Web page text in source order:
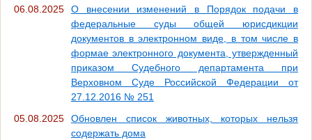
06.08.2025
О внесении изменений в Порядок подачи в
федеральные суды общей юрисдикции
документов в электронном виде, в том числе в
формае электронного документа, утвержденный
приказом Судебного департамента при
Верховном Суде Российской Федерации от
27.12.2016 № 251
05.08.2025
Обновлен список животных, которых нельзя
содержать дома